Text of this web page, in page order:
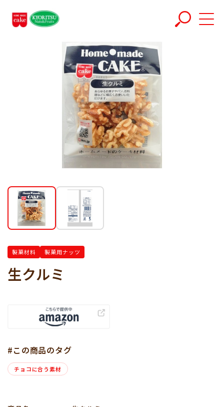
ホーム商品生クルミ
製菓材料 製菓用ナッツ
生クルミ
#この商品のタグ
チョコに合う素材